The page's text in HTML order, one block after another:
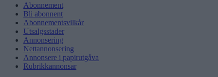
Abonnement
Bli abonnent
Abonnementsvilkår
Utsalgsstader
Annonsering
Nettannonsering
Annonsere i papirutgåva
Rubrikkannonsar